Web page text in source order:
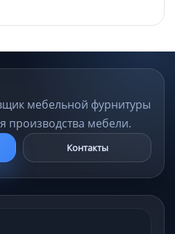
мебельной фурнитуры
производства мебели.
Контакты